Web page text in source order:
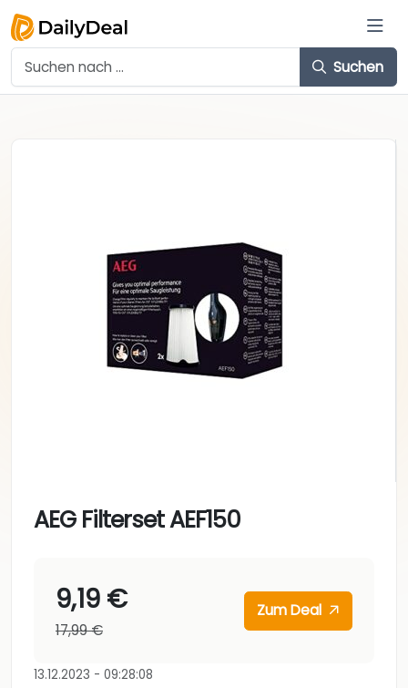
Suchen
AEG Filterset AEF150
9,19 €
17,99 €
Zum Deal
13.12.2023 - 09:28:08